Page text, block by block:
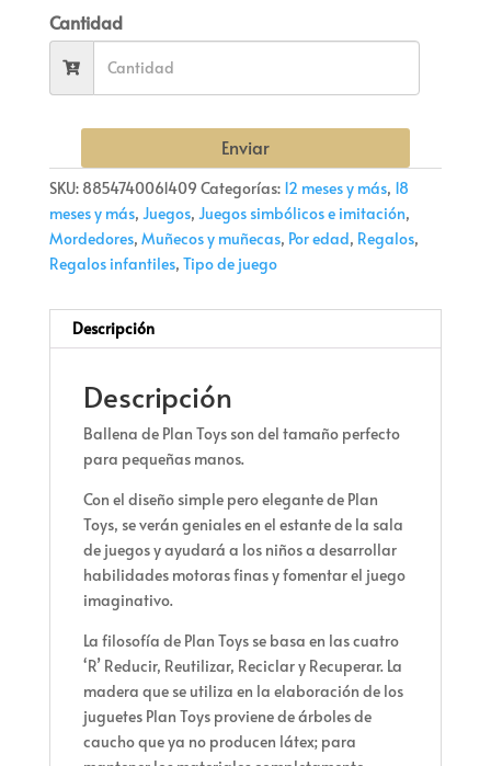
Cantidad
Enviar
SKU: 8854740061409 Categorías: 12 meses y más, 18
meses y más, Juegos, Juegos simbólicos e imitación,
Mordedores, Muñecos y muñecas, Por edad, Regalos,
Regalos infantiles, Tipo de juego
Descripción
Descripción
Ballena de Plan Toys son del tamaño perfecto
para pequeñas manos.
Con el diseño simple pero elegante de Plan
Toys, se verán geniales en el estante de la sala
de juegos y ayudará a los niños a desarrollar
habilidades motoras finas y fomentar el juego
imaginativo.
La filosofía de Plan Toys se basa en las cuatro
‘R’ Reducir, Reutilizar, Reciclar y Recuperar. La
madera que se utiliza en la elaboración de los
juguetes Plan Toys proviene de árboles de
caucho que ya no producen látex; para